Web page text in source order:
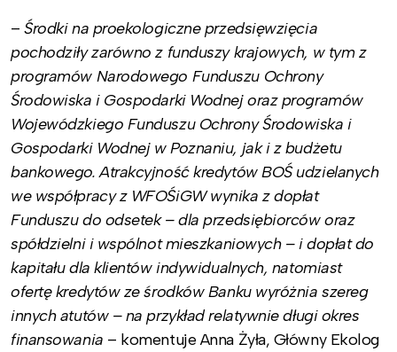
–Środki na proekologiczne przedsięwzięcia
pochodziły zarówno z funduszy krajowych, w tym z
programów Narodowego Funduszu Ochrony
Środowiska i Gospodarki Wodnej oraz programów
Wojewódzkiego Funduszu Ochrony Środowiska i
Gospodarki Wodnej w Poznaniu, jak i z budżetu
bankowego. Atrakcyjność kredytów BOŚ udzielanych
we współpracy z WFOŚiGW wynika z dopłat
Funduszu do odsetek – dla przedsiębiorców oraz
spółdzielni i wspólnot mieszkaniowych – i dopłat do
kapitału dla klientów indywidualnych, natomiast
ofertę kredytów ze środków Banku wyróżnia szereg
innych atutów – na przykład relatywnie długi okres
finansowania – komentuje Anna Żyła, Główny Ekolog